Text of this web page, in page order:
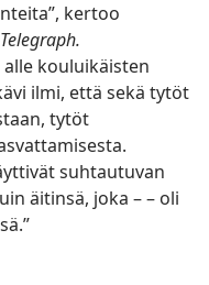
kertoo
kouluikäisten
ilmi, että sekä tytöt
tytöt
suhtautuvan
äitinsä, joka – – oli